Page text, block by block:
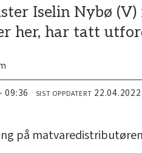
Iselin Nybø
her, har tatt
09:36 SIST OPPDATERT
på